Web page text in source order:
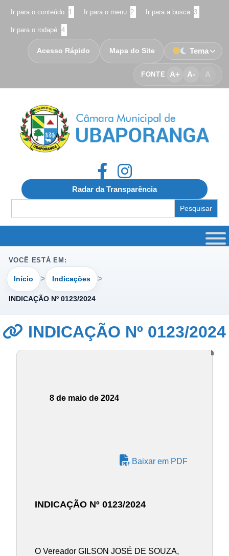
Ir para o conteúdo 1 Ir para o menu 2 Ir para a busca 3
Ir para o rodapé 4
FONTE A+ A- A
Acesso Rápido Mapa do Site Tema
Radar da Transparência
for:
VOCÊ ESTÁ EM:
Início Indicações
INDICAÇÃO Nº 0123/2024
INDICAÇÃO Nº 0123/2024
8 de maio de 2024
Baixar em PDF
INDICAÇÃO Nº 0123/2024
O Vereador GILSON JOSÉ DE SOUZA,